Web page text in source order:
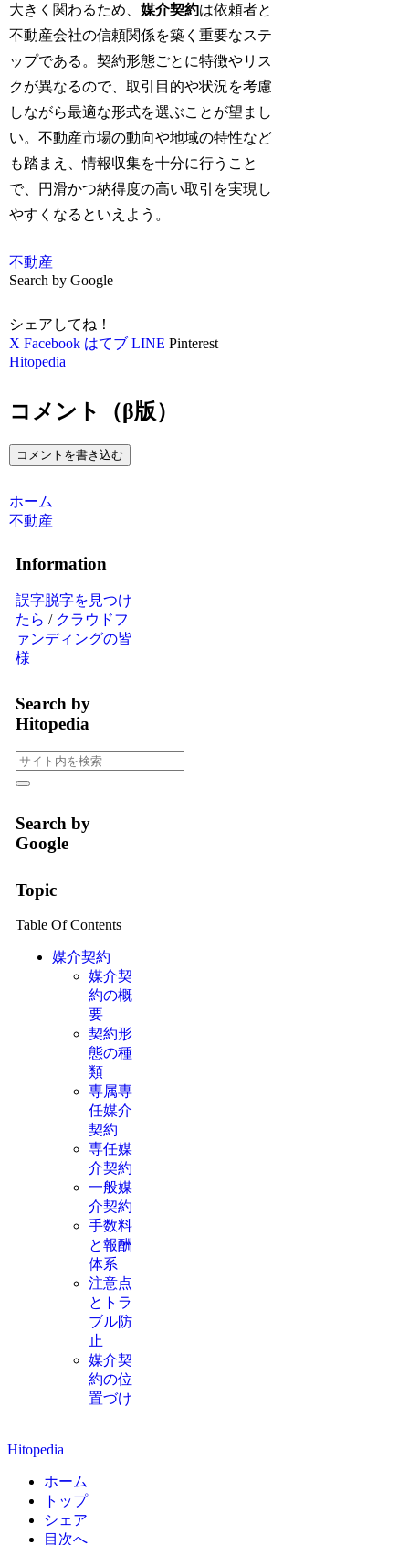
大きく関わるため、媒介契約は依頼者と
不動産会社の信頼関係を築く重要なステ
ップである。契約形態ごとに特徴やリス
クが異なるので、取引目的や状況を考慮
しながら最適な形式を選ぶことが望まし
い。不動産市場の動向や地域の特性など
も踏まえ、情報収集を十分に行うこと
で、円滑かつ納得度の高い取引を実現し
やすくなるといえよう。
不動産
Search by Google
シェアしてね！
X Facebook はてブ LINE Pinterest
Hitopedia
コメント（β版）
コメントを書き込む
ホーム
不動産
Information
誤字脱字を見つけ
たら / クラウドフ
ァンディングの皆
様
Search by
Hitopedia
Search by
Google
Topic
Table Of Contents
媒介契約
媒介契
約の概
要
契約形
態の種
類
専属専
任媒介
契約
専任媒
介契約
一般媒
介契約
手数料
と報酬
体系
注意点
とトラ
ブル防
止
媒介契
約の位
置づけ
Hitopedia
ホーム
トップ
シェア
目次へ